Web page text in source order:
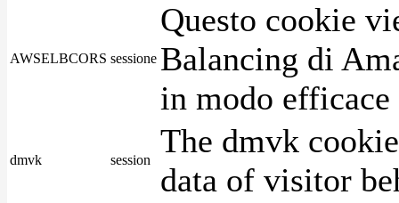
AWSELBCORS sessione
Questo cookie
Balancing di
in modo
dmvk session
The dmvk
data of visitor